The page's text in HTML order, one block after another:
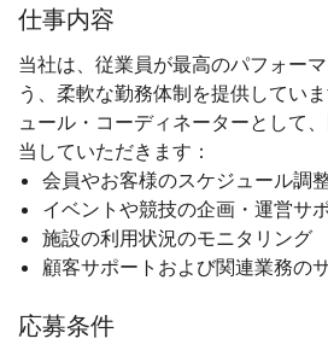
仕事内容
当社は、従業員が最高のパフォー
う、柔軟な勤務体制を提供してい
ュール・コーディネーターとして
当していただきます：
会員やお客様のスケジュール調
イベントや競技の企画・運営サ
施設の利用状況のモニタリング
顧客サポートおよび関連業務の
応募条件